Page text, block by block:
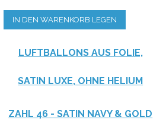
IN DEN WARENKORB LEGEN
LUFTBALLONS AUS FOLIE,
SATIN LUXE, OHNE HELIUM
ZAHL 46 - SATIN NAVY & GOLD